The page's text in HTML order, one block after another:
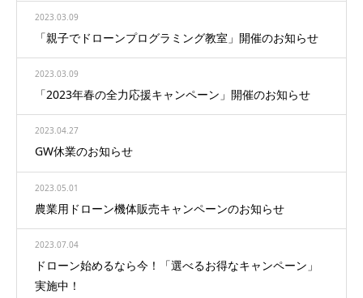
2023.03.09
「親子でドローンプログラミング教室」開催のお知らせ
2023.03.09
「2023年春の全力応援キャンペーン」開催のお知らせ
2023.04.27
GW休業のお知らせ
2023.05.01
農業用ドローン機体販売キャンペーンのお知らせ
2023.07.04
ドローン始めるなら今！「選べるお得なキャンペーン」
実施中！